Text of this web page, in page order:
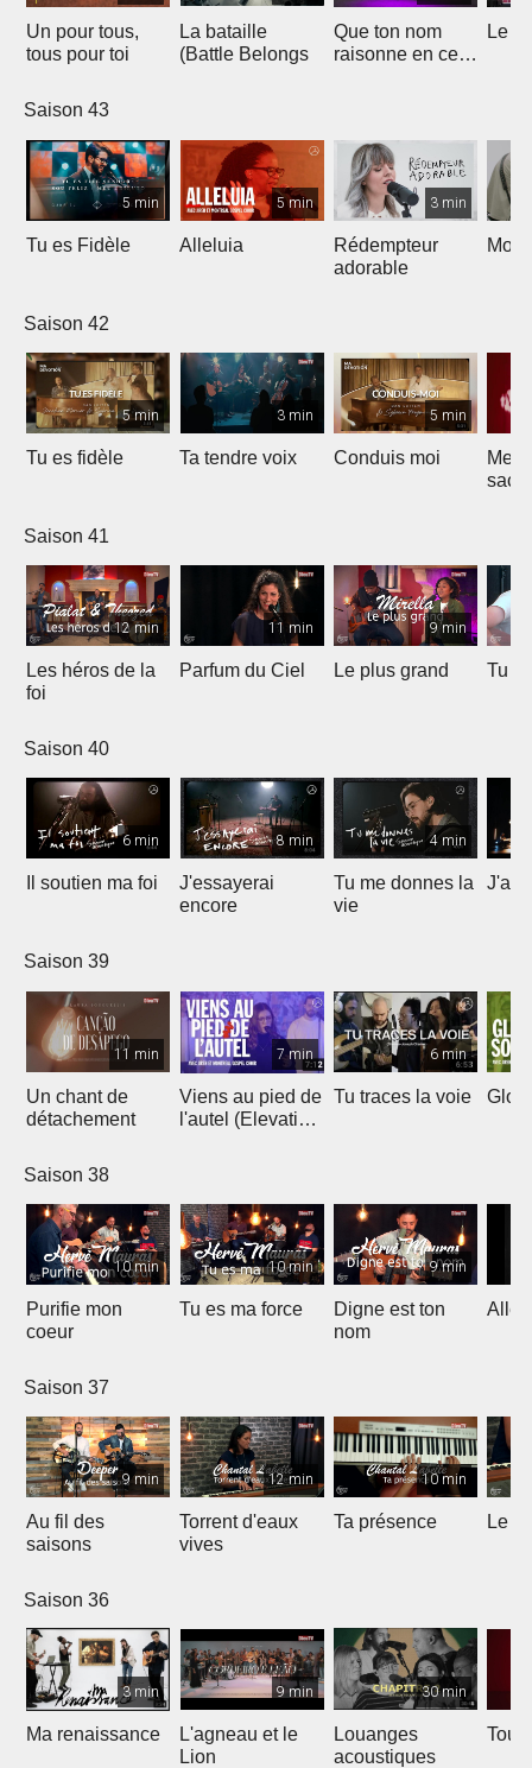
Un pour tous,
tous pour toi
La bataille
(Battle Belongs
Que ton nom
raisonne en ce
Le
Saison 43
5 min
Tu es Fidèle
5 min
Alleluia
3 min
Rédempteur
adorable
Mon
Saison 42
5 min
Tu es fidèle
3 min
Ta tendre voix
5 min
Conduis moi
Saison 41
12 min
Les héros de la
foi
11 min
Parfum du Ciel
9 min
Le plus grand Tu
Saison 40
6 min
Il soutien ma foi
8 min
J'essayerai
encore
4 min
Tu me donnes la
vie
J'ai
Saison 39
11 min
Un chant de
détachement
7 min
Viens au pied de
l'autel (Elevation
6 min
Tu traces la voie
Saison 38
10 min
Purifie mon
coeur
10 min
Tu es ma force
9 min
Digne est ton
nom
Saison 37
9 min
Au fil des
saisons
12 min
Torrent d'eaux
vives
10 min
Ta présence Le
Saison 36
3 min
Ma renaissance
9 min
L'agneau et le
Lion
30 min
Louanges
acoustiques
Tout